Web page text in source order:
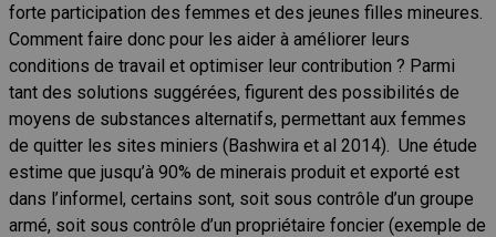
forte participation des femmes et des jeunes filles mineures.
Comment faire donc pour les aider à améliorer leurs
conditions de travail et optimiser leur contribution ? Parmi
tant des solutions suggérées, figurent des possibilités de
moyens de substances alternatifs, permettant aux femmes
de quitter les sites miniers (Bashwira et al 2014). Une étude
estime que jusqu’à 90% de minerais produit et exporté est
dans l’informel, certains sont, soit sous contrôle d’un groupe
armé, soit sous contrôle d’un propriétaire foncier (exemple de